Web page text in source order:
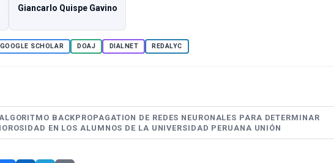
Giancarlo Quispe Gavino
GOOGLE SCHOLAR DOAJ DIALNET REDALYC
BACKPROPAGATION DE REDES NEURONALES PARA DETERMINAR
EN LOS ALUMNOS DE LA UNIVERSIDAD PERUANA UNIÓN